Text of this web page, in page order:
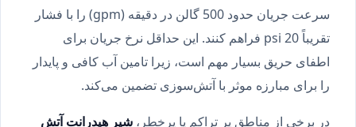
سرعت جریان حدود 500 گالن در دقیقه (gpm) را با فشار
تقریباً 20 psi فراهم کنند. این حداقل نرخ جریان برای
اطفای حریق بسیار مهم است، زیرا تامین آب کافی و پایدار
را برای مبارزه موثر با آتش‌سوزی تضمین می‌کند.
در برخی از مناطق پر تراکم یا پرخطر، شیر هیدرانت آتش